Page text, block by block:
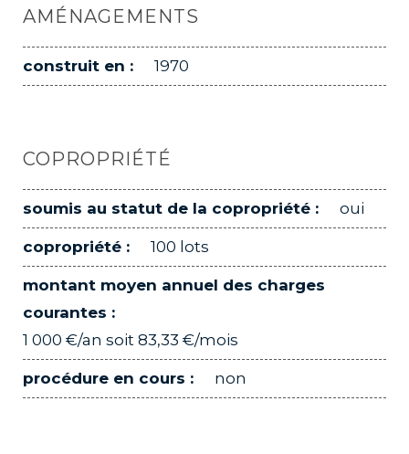
AMÉNAGEMENTS
construit en : 1970
COPROPRIÉTÉ
soumis au statut de la copropriété : oui
copropriété : 100 lots
montant moyen annuel des charges
courantes :
1 000 €/an soit 83,33 €/mois
procédure en cours : non